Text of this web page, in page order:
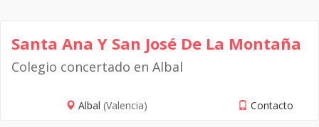
Santa Ana Y San José De La Montaña
Colegio concertado en Albal
Albal (Valencia) Contacto